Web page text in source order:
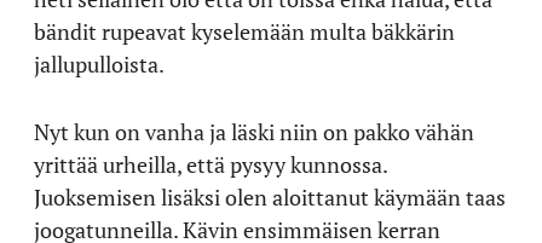
bändit rupeavat kyselemään multa bäkkärin
jallupulloista.
Nyt kun on vanha ja läski niin on pakko vähän
yrittää urheilla, että pysyy kunnossa.
Juoksemisen lisäksi olen aloittanut käymään taas
joogatunneilla. Kävin ensimmäisen kerran